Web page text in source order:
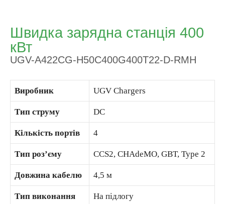
Швидка зарядна станція 400
кВт
UGV-A422CG-H50C400G400T22-D-RMH
Виробник UGV Chargers
Тип струму DC
Кількість портів 4
Тип роз’єму CCS2, CHAdeMO, GBT, Type 2
Довжина кабелю 4,5 м
Тип виконання На підлогу